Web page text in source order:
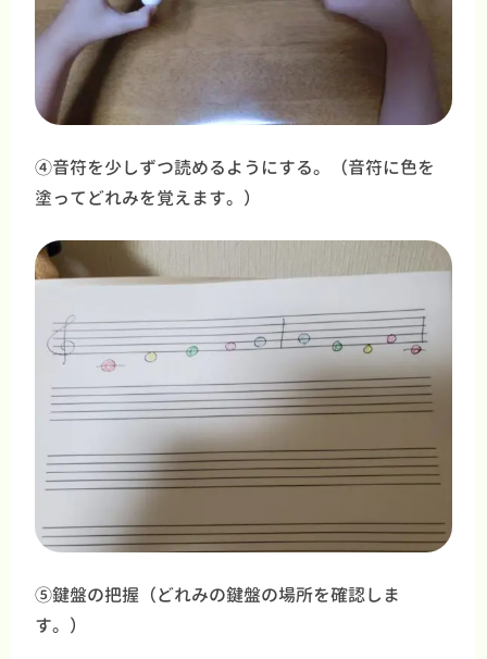
④音符を少しずつ読めるようにする。（音符に色を
塗ってどれみを覚えます。）
⑤鍵盤の把握（どれみの鍵盤の場所を確認しま
す。）